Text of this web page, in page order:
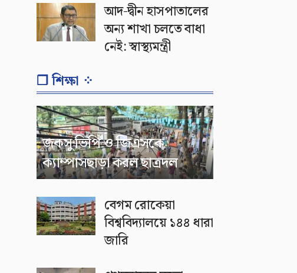
আদ-দ্বীন হাসপাতালের
অন্য শাখা চলতে বাধা
নেই: স্বাস্থ্যমন্ত্রী
❐ শিক্ষা ⁘
জকসু ভিপি ও জিএসকে
ক্যাম্পাসছাড়া করল ছাত্রদল
বেগম রোকেয়া
বিশ্ববিদ্যালয়ে ১৪৪ ধারা
জারি